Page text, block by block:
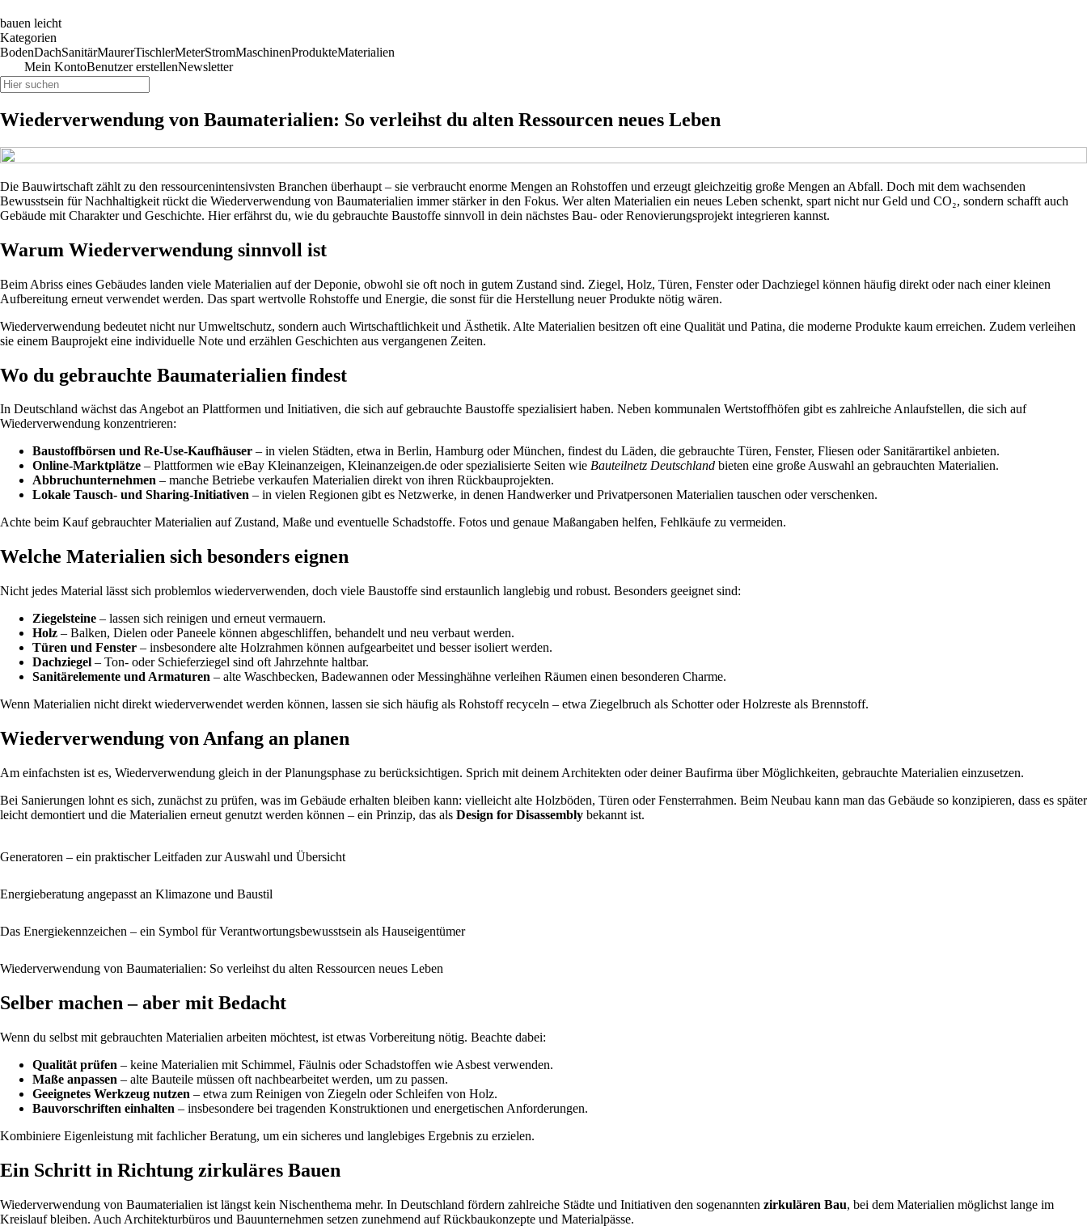
bauen leicht
Kategorien
BodenDachSanitärMaurerTischlerMeterStromMaschinenProdukteMaterialien
Mein KontoBenutzer erstellenNewsletter
Wiederverwendung von Baumaterialien: So verleihst du alten Ressourcen neues Leben
Die Bauwirtschaft zählt zu den ressourcenintensivsten Branchen überhaupt – sie verbraucht enorme Mengen an Rohstoffen und erzeugt gleichzeitig große Mengen an Abfall. Doch mit dem wachsenden
Bewusstsein für Nachhaltigkeit rückt die Wiederverwendung von Baumaterialien immer stärker in den Fokus. Wer alten Materialien ein neues Leben schenkt, spart nicht nur Geld und CO₂, sondern schafft auch
Gebäude mit Charakter und Geschichte. Hier erfährst du, wie du gebrauchte Baustoffe sinnvoll in dein nächstes Bau- oder Renovierungsprojekt integrieren kannst.
Warum Wiederverwendung sinnvoll ist
Beim Abriss eines Gebäudes landen viele Materialien auf der Deponie, obwohl sie oft noch in gutem Zustand sind. Ziegel, Holz, Türen, Fenster oder Dachziegel können häufig direkt oder nach einer kleinen
Aufbereitung erneut verwendet werden. Das spart wertvolle Rohstoffe und Energie, die sonst für die Herstellung neuer Produkte nötig wären.
Wiederverwendung bedeutet nicht nur Umweltschutz, sondern auch Wirtschaftlichkeit und Ästhetik. Alte Materialien besitzen oft eine Qualität und Patina, die moderne Produkte kaum erreichen. Zudem verleihen
sie einem Bauprojekt eine individuelle Note und erzählen Geschichten aus vergangenen Zeiten.
Wo du gebrauchte Baumaterialien findest
In Deutschland wächst das Angebot an Plattformen und Initiativen, die sich auf gebrauchte Baustoffe spezialisiert haben. Neben kommunalen Wertstoffhöfen gibt es zahlreiche Anlaufstellen, die sich auf
Wiederverwendung konzentrieren:
Baustoffbörsen und Re-Use-Kaufhäuser – in vielen Städten, etwa in Berlin, Hamburg oder München, findest du Läden, die gebrauchte Türen, Fenster, Fliesen oder Sanitärartikel anbieten.
Online-Marktplätze – Plattformen wie eBay Kleinanzeigen, Kleinanzeigen.de oder spezialisierte Seiten wie Bauteilnetz Deutschland bieten eine große Auswahl an gebrauchten Materialien.
Abbruchunternehmen – manche Betriebe verkaufen Materialien direkt von ihren Rückbauprojekten.
Lokale Tausch- und Sharing-Initiativen – in vielen Regionen gibt es Netzwerke, in denen Handwerker und Privatpersonen Materialien tauschen oder verschenken.
Achte beim Kauf gebrauchter Materialien auf Zustand, Maße und eventuelle Schadstoffe. Fotos und genaue Maßangaben helfen, Fehlkäufe zu vermeiden.
Welche Materialien sich besonders eignen
Nicht jedes Material lässt sich problemlos wiederverwenden, doch viele Baustoffe sind erstaunlich langlebig und robust. Besonders geeignet sind:
Ziegelsteine – lassen sich reinigen und erneut vermauern.
Holz – Balken, Dielen oder Paneele können abgeschliffen, behandelt und neu verbaut werden.
Türen und Fenster – insbesondere alte Holzrahmen können aufgearbeitet und besser isoliert werden.
Dachziegel – Ton- oder Schieferziegel sind oft Jahrzehnte haltbar.
Sanitärelemente und Armaturen – alte Waschbecken, Badewannen oder Messinghähne verleihen Räumen einen besonderen Charme.
Wenn Materialien nicht direkt wiederverwendet werden können, lassen sie sich häufig als Rohstoff recyceln – etwa Ziegelbruch als Schotter oder Holzreste als Brennstoff.
Wiederverwendung von Anfang an planen
Am einfachsten ist es, Wiederverwendung gleich in der Planungsphase zu berücksichtigen. Sprich mit deinem Architekten oder deiner Baufirma über Möglichkeiten, gebrauchte Materialien einzusetzen.
Bei Sanierungen lohnt es sich, zunächst zu prüfen, was im Gebäude erhalten bleiben kann: vielleicht alte Holzböden, Türen oder Fensterrahmen. Beim Neubau kann man das Gebäude so konzipieren, dass es später
leicht demontiert und die Materialien erneut genutzt werden können – ein Prinzip, das als Design for Disassembly bekannt ist.
Generatoren – ein praktischer Leitfaden zur Auswahl und Übersicht
Energieberatung angepasst an Klimazone und Baustil
Das Energiekennzeichen – ein Symbol für Verantwortungsbewusstsein als Hauseigentümer
Wiederverwendung von Baumaterialien: So verleihst du alten Ressourcen neues Leben
Selber machen – aber mit Bedacht
Wenn du selbst mit gebrauchten Materialien arbeiten möchtest, ist etwas Vorbereitung nötig. Beachte dabei:
Qualität prüfen – keine Materialien mit Schimmel, Fäulnis oder Schadstoffen wie Asbest verwenden.
Maße anpassen – alte Bauteile müssen oft nachbearbeitet werden, um zu passen.
Geeignetes Werkzeug nutzen – etwa zum Reinigen von Ziegeln oder Schleifen von Holz.
Bauvorschriften einhalten – insbesondere bei tragenden Konstruktionen und energetischen Anforderungen.
Kombiniere Eigenleistung mit fachlicher Beratung, um ein sicheres und langlebiges Ergebnis zu erzielen.
Ein Schritt in Richtung zirkuläres Bauen
Wiederverwendung von Baumaterialien ist längst kein Nischenthema mehr. In Deutschland fördern zahlreiche Städte und Initiativen den sogenannten zirkulären Bau, bei dem Materialien möglichst lange im
Kreislauf bleiben. Auch Architekturbüros und Bauunternehmen setzen zunehmend auf Rückbaukonzepte und Materialpässe.